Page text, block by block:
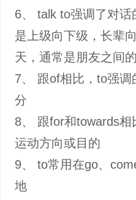
6、 talk to强调了对
是上级向下级，长辈
天，通常是朋友之间
7、 跟of相比，to强
分
8、 跟for和towards
运动方向或目的
9、 to常用在go、
地